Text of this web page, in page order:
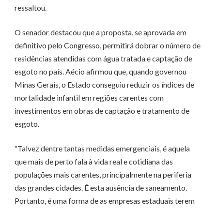
ressaltou.
O senador destacou que a proposta, se aprovada em
definitivo pelo Congresso, permitirá dobrar o número de
residências atendidas com água tratada e captação de
esgoto no país. Aécio afirmou que, quando governou
Minas Gerais, o Estado conseguiu reduzir os índices de
mortalidade infantil em regiões carentes com
investimentos em obras de captação e tratamento de
esgoto.
“Talvez dentre tantas medidas emergenciais, é aquela
que mais de perto fala à vida real e cotidiana das
populações mais carentes, principalmente na periferia
das grandes cidades. É esta ausência de saneamento.
Portanto, é uma forma de as empresas estaduais terem